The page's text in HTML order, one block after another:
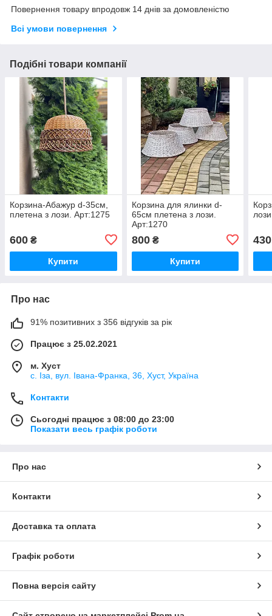
Повернення товару впродовж 14 днів за домовленістю
Всі умови повернення
Подібні товари компанії
Корзина-Абажур d-35см,
плетена з лози. Арт:1275
600 ₴
Купити
Корзина для ялинки d-
65см плетена з лози.
Арт:1270
800₴
Купити
430
Про нас
91% позитивних з 356 відгуків за рік
Працює з 25.02.2021
м. Хуст
с. Іза, вул. Івана-Франка, 36, Хуст, Україна
Контакти
Сьогодні працює з 08:00 до 23:00
Показати весь графік роботи
Про нас
Контакти
Доставка та оплата
Графік роботи
Повна версія сайту